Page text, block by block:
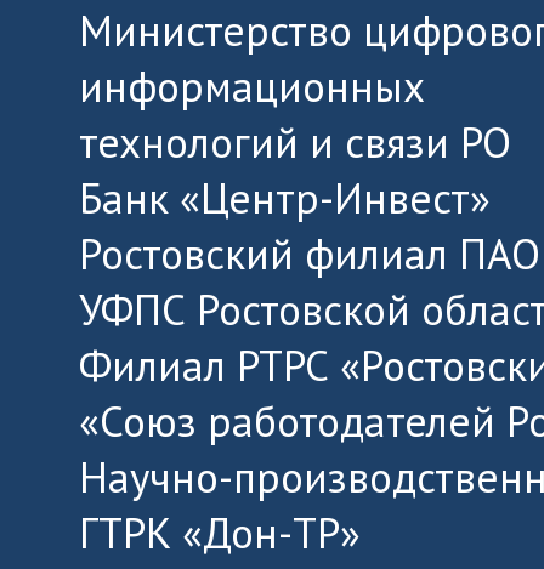
Министерство
информационных
технологий и связи РО
Банк «Центр-Инвест»
Ростовский филиал
УФПС Ростовской
Филиал РТРС
«Союз работодателей
Научно-
ГТРК «Дон-ТР»